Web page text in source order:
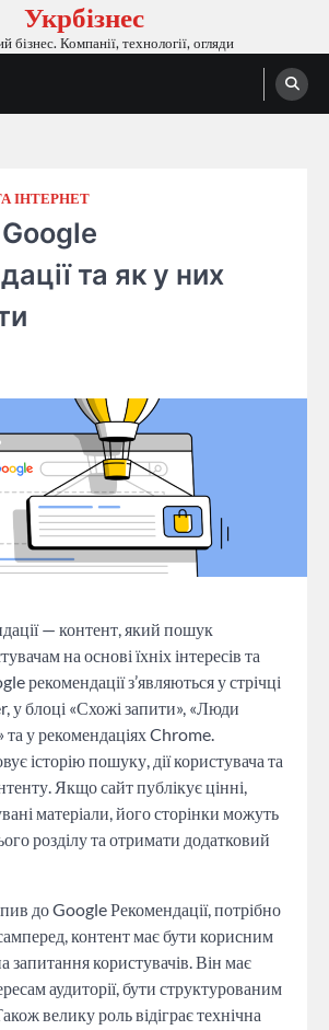
Укрбізнес
бізнес. Компанії, технології, огляди
ІНТЕРНЕТ
та як у них
— контент, який пошук
на основі їхніх інтересів та
рекомендації з’являються у стрічці
у блоці «Схожі запити», «Люди
у рекомендаціях Chrome.
історію пошуку, дії користувача та
Якщо сайт публікує цінні,
матеріали, його сторінки можуть
розділу та отримати додатковий
до Google Рекомендації, потрібно
контент має бути корисним
запитання користувачів. Він має
аудиторії, бути структурованим
велику роль відіграє технічна